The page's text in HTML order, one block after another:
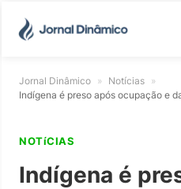
Jornal Dinâmico » Notícias »
Indígena é preso após ocupação e
NOTíCIAS
Indígena é